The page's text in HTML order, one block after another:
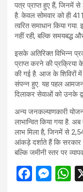
पत्र प्राप्त हुए हैं, जिनमें से
है. केवल सोमवार को ही
त्वरित समाधान किया
नहीं रही, बल्कि समयबद्ध
इसके अतिरिक्त विभिन्न
प्राप्त करने की प्रक्रिया
की गई है. आज के शिविरों
संपन्न हुए. यह पहल आमजन
दिलाकर सेवाओं को उनके
अन्य जनकल्याणकारी
लाभान्वित किया गया है.
लाभ मिला है, जिनमें से
आंकड़े दर्शाते हैं कि सरकार
बल्कि जमीनी स्तर पर
F
M